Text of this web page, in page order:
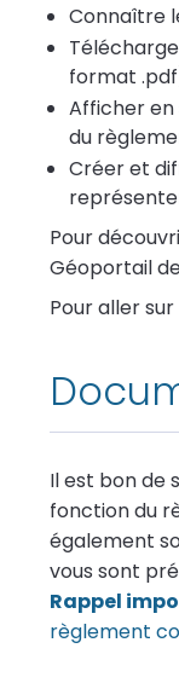
Connaître
format
Afficher en
du
Créer et
Pour
Géoportail
Pour aller
Il est bon de
fonction du
également
vous sont
Rappel
règlement